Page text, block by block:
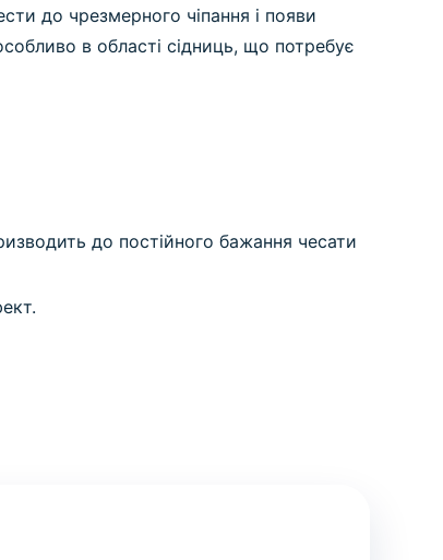
до чрезмерного чіпання і появи
в області сідниць, що потребує
до постійного бажання чесати